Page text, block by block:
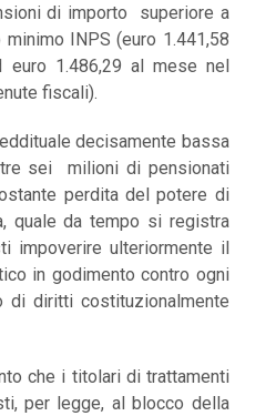
di importo superiore a
INPS (euro 1.441,58
1.486,29 al mese nel
fiscali).
decisamente bassa
sei milioni di pensionati
perdita del potere di
quale da tempo si registra
impoverire ulteriormente il
in godimento contro ogni
di diritti costituzionalmente
i titolari di trattamenti
per legge, al blocco della